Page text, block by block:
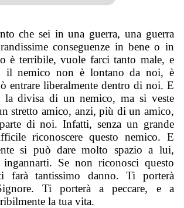
che sei in una guerra, una guerra
conseguenze in bene o in
è terribile, vuole farci tanto male, e
il nemico non è lontano da noi, è
entrare liberalmente dentro di noi. E
divisa di un nemico, ma si veste
stretto amico, anzi, più di un amico,
di noi. Infatti, senza un grande
riconoscere questo nemico. E
si può dare molto spazio a lui,
ingannarti. Se non riconosci questo
farà tantissimo danno. Ti porterà
Ti porterà a peccare, e a
la tua vita.